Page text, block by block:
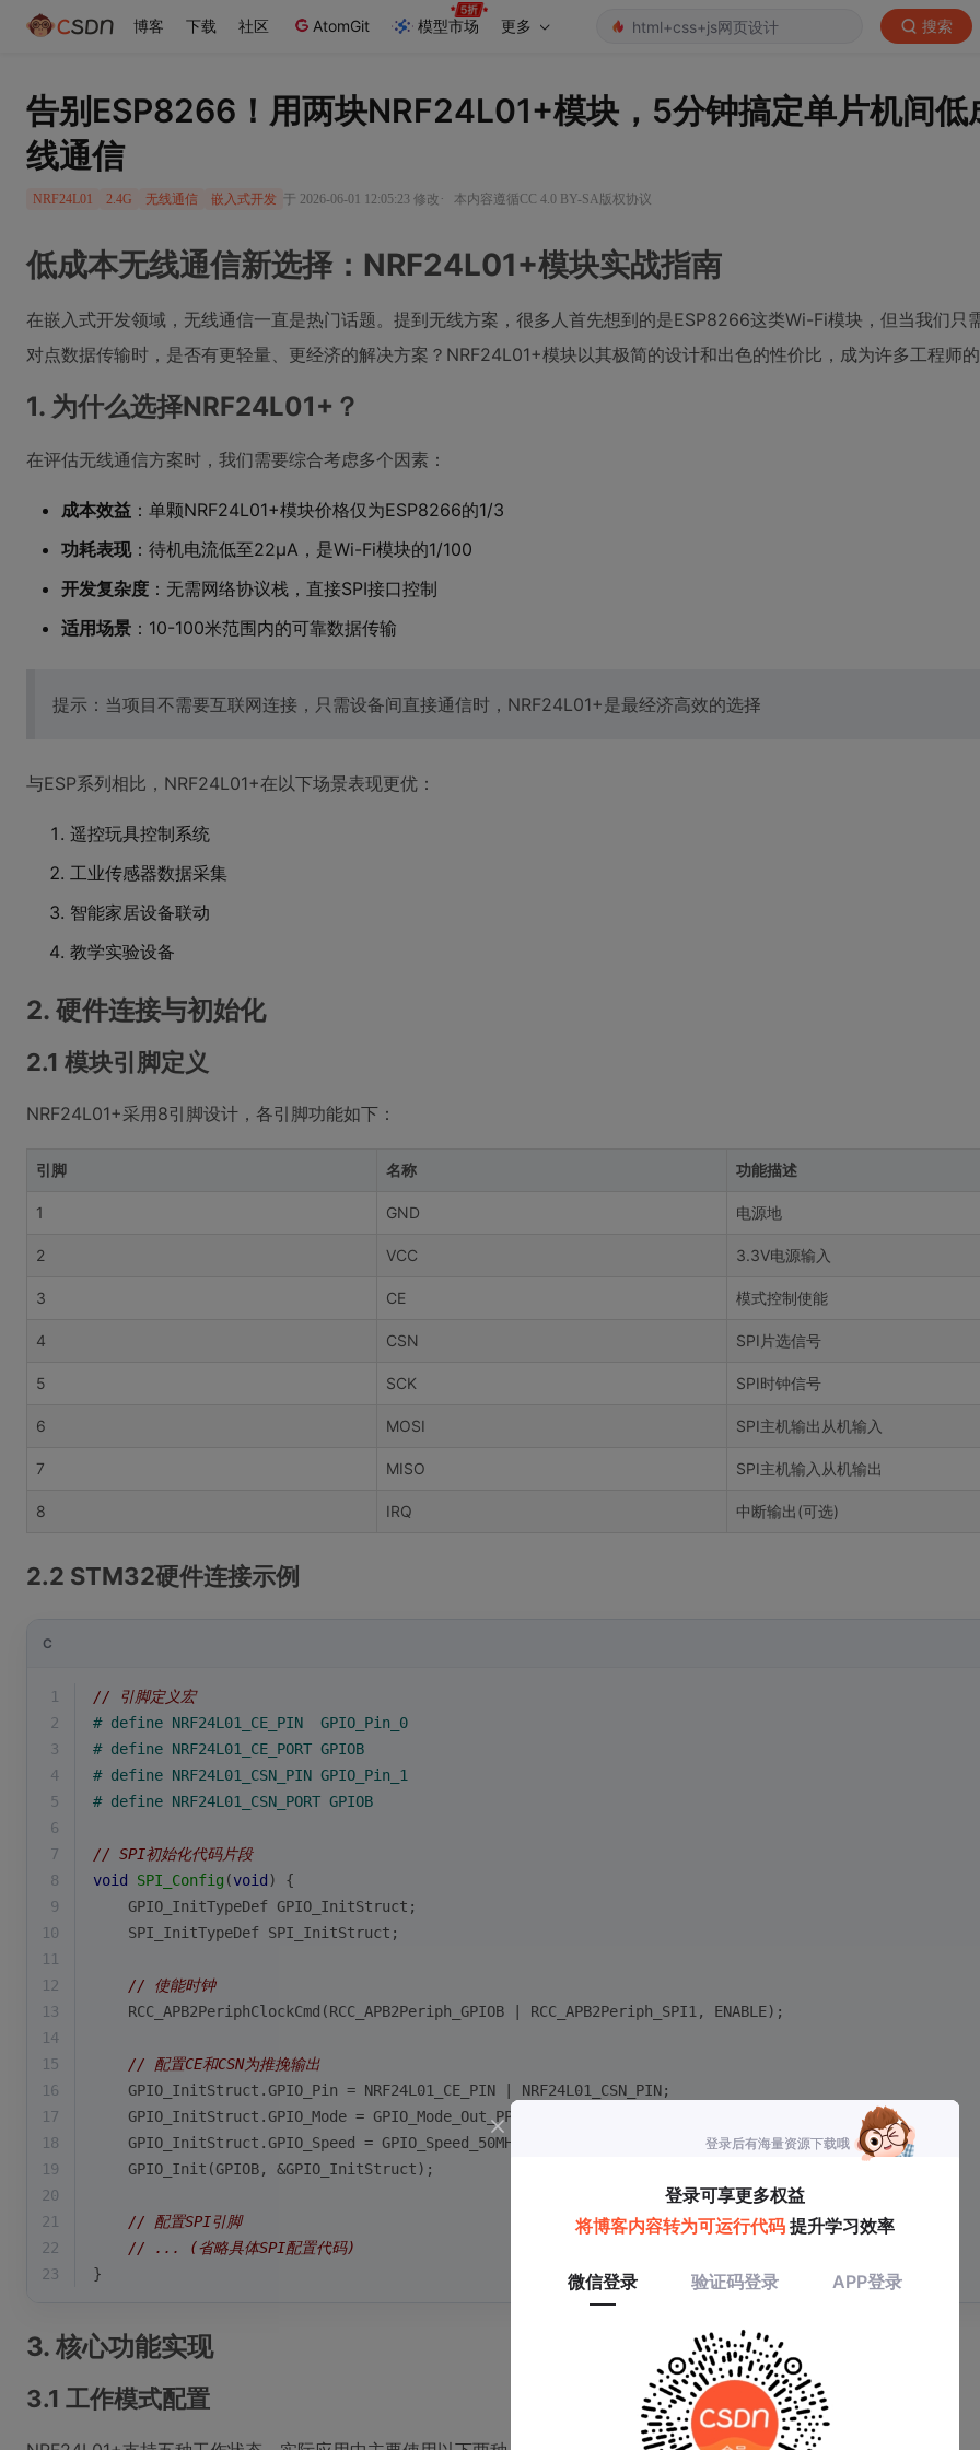
博客 下载 社区 AtomGit 模型市场 更多 搜索
告别ESP8266！用两块NRF24L01+模块，5分钟搞定单片机间低
线通信
NRF24L01 2.4G 无线通信 嵌入式开发 于 2026-06-01 12:05:23 修改 · 本内容遵循CC 4.0 BY-SA版权协议
低成本无线通信新选择：NRF24L01+模块实战指南
在嵌入式开发领域，无线通信一直是热门话题。提到无线方案，很多人首先想到的是ESP8266这类Wi-Fi模块，但当我们只
对点数据传输时，是否有更轻量、更经济的解决方案？NRF24L01+模块以其极简的设计和出色的性价比，成为许多工程师
1. 为什么选择NRF24L01+？
在评估无线通信方案时，我们需要综合考虑多个因素：
成本效益 ：单颗NRF24L01+模块价格仅为ESP8266的1/3
功耗表现：待机电流低至22μA，是Wi-Fi模块的1/100
开发复杂度 ：无需网络协议栈，直接SPI接口控制
适用场景 ：10-100米范围内的可靠数据传输
提示：当项目不需要互联网连接，只需设备间直接通信时，NRF24L01+是最经济高效的选择
与ESP系列相比，NRF24L01+在以下场景表现更优：
遥控玩具控制系统
工业传感器数据采集
智能家居设备联动
教学实验设备
2. 硬件连接与初始化
2.1 模块引脚定义
NRF24L01+采用8引脚设计，各引脚功能如下：
引脚 名称 功能描述
1 GND 电源地
2 VCC 3.3V电源输入
3 CE 模式控制使能
4 CSN SPI片选信号
5 SCK SPI时钟信号
6 MOSI SPI主机输出从机输入
7 MISO SPI主机输入从机输出
8 IRQ 中断输出(可选)
2.2 STM32硬件连接示例
C
1
// 引脚定义宏
2
# define NRF24L01_CE_PIN  GPIO_Pin_0
3
# define NRF24L01_CE_PORT GPIOB
4
# define NRF24L01_CSN_PIN GPIO_Pin_1
5
# define NRF24L01_CSN_PORT GPIOB
6
7
// SPI初始化代码片段
8
void SPI_Config (void )
{
9
    GPIO_InitTypeDef GPIO_InitStruct;
10
    SPI_InitTypeDef SPI_InitStruct;
11
12
// 使能时钟
13
    RCC_APB2PeriphClockCmd(RCC_APB2Periph_GPIOB | RCC_APB2Periph_SPI1, ENABLE);
14
15
// 配置CE和CSN为推挽输出
16
    GPIO_InitStruct.GPIO_Pin = NRF24L01_CE_PIN | NRF24L01_CSN_PIN;
17
    GPIO_InitStruct.GPIO_Mode = GPIO_Mode_Out_PP;
18
    GPIO_InitStruct.GPIO_Speed = GPIO_Speed_50MHz;
19
    GPIO_Init(GPIOB, &GPIO_InitStruct);
20
21
// 配置SPI引脚
22
// ... (省略具体SPI配置代码)
23
}
3. 核心功能实现
3.1 工作模式配置